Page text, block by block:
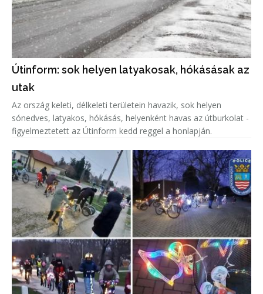
Útinform: sok helyen latyakosak, hókásásak az
utak
Az ország keleti, délkeleti területein havazik, sok helyen
sónedves, latyakos, hókásás, helyenként havas az útburkolat -
figyelmeztetett az Útinform kedd reggel a honlapján.